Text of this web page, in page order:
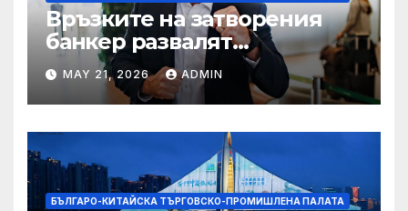
Връзките на затворения
банкер развалят
надеждите на Флавио
Болсонаро за президент на
Бразилия
MAY 21, 2026 ADMIN
БЪЛГАРО-КИТАЙСКА ТЪРГОВСКО-ПРОМИШЛЕНА ПАЛАТА